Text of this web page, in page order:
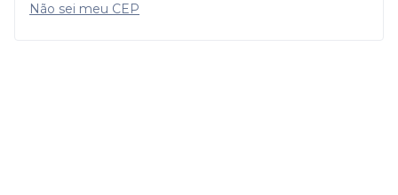
Não sei meu CEP